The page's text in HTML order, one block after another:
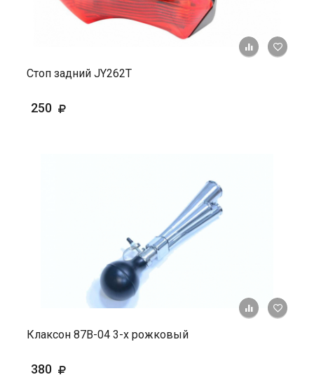
+ К
Стоп задний JY262T
250
+ К
Клаксон 87В-04 3-х рожковый
380